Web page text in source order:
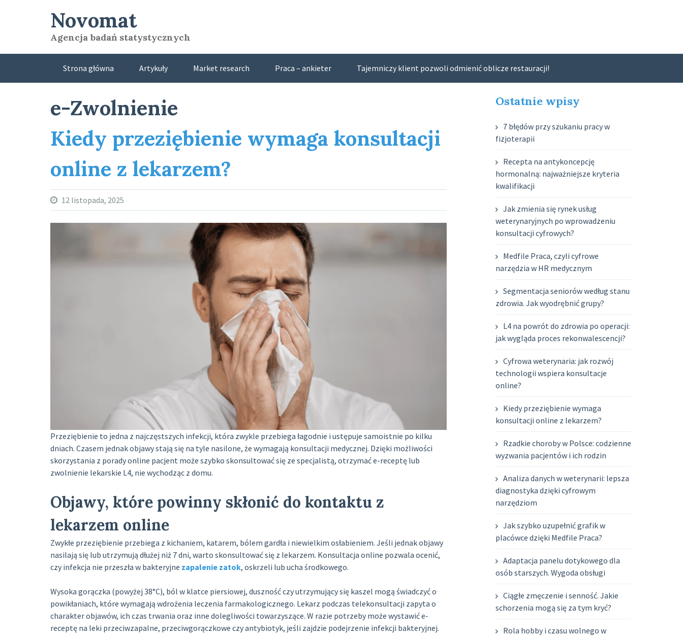
Novomat
Agencja badań statystycznych
Strona główna Artykuły Market research Praca – ankieter Tajemniczy klient pozwoli odmienić oblicze restauracji!
e-Zwolnienie
Kiedy przeziębienie wymaga konsultacji
online z lekarzem?
12 listopada, 2025
Przeziębienie to jedna z najczęstszych infekcji, która zwykle przebiega łagodnie i ustępuje samoistnie po kilku
dniach. Czasem jednak objawy stają się na tyle nasilone, że wymagają konsultacji medycznej. Dzięki możliwości
skorzystania z porady online pacjent może szybko skonsultować się ze specjalistą, otrzymać e-receptę lub
zwolnienie lekarskie L4, nie wychodząc z domu.
Objawy, które powinny skłonić do kontaktu z
lekarzem online
Zwykłe przeziębienie przebiega z kichaniem, katarem, bólem gardła i niewielkim osłabieniem. Jeśli jednak objawy
nasilają się lub utrzymują dłużej niż 7 dni, warto skonsultować się z lekarzem. Konsultacja online pozwala ocenić,
czy infekcja nie przeszła w bakteryjne zapalenie zatok, oskrzeli lub ucha środkowego.
Wysoka gorączka (powyżej 38°C), ból w klatce piersiowej, duszność czy utrzymujący się kaszel mogą świadczyć o
powikłaniach, które wymagają wdrożenia leczenia farmakologicznego. Lekarz podczas telekonsultacji zapyta o
charakter objawów, ich czas trwania oraz inne dolegliwości towarzyszące. W razie potrzeby może wystawić e-
receptę na leki przeciwzapalne, przeciwgorączkowe czy antybiotyk, jeśli zajdzie podejrzenie infekcji bakteryjnej.
Ostatnie wpisy
7 błędów przy szukaniu pracy w
fizjoterapii
Recepta na antykoncepcję
hormonalną: najważniejsze kryteria
kwalifikacji
Jak zmienia się rynek usług
weterynaryjnych po wprowadzeniu
konsultacji cyfrowych?
Medfile Praca, czyli cyfrowe
narzędzia w HR medycznym
Segmentacja seniorów według stanu
zdrowia. Jak wyodrębnić grupy?
L4 na powrót do zdrowia po operacji:
jak wygląda proces rekonwalescencji?
Cyfrowa weterynaria: jak rozwój
technologii wspiera konsultacje
online?
Kiedy przeziębienie wymaga
konsultacji online z lekarzem?
Rzadkie choroby w Polsce: codzienne
wyzwania pacjentów i ich rodzin
Analiza danych w weterynarii: lepsza
diagnostyka dzięki cyfrowym
narzędziom
Jak szybko uzupełnić grafik w
placówce dzięki Medfile Praca?
Adaptacja panelu dotykowego dla
osób starszych. Wygoda obsługi
Ciągłe zmęczenie i senność. Jakie
schorzenia mogą się za tym kryć?
Rola hobby i czasu wolnego w